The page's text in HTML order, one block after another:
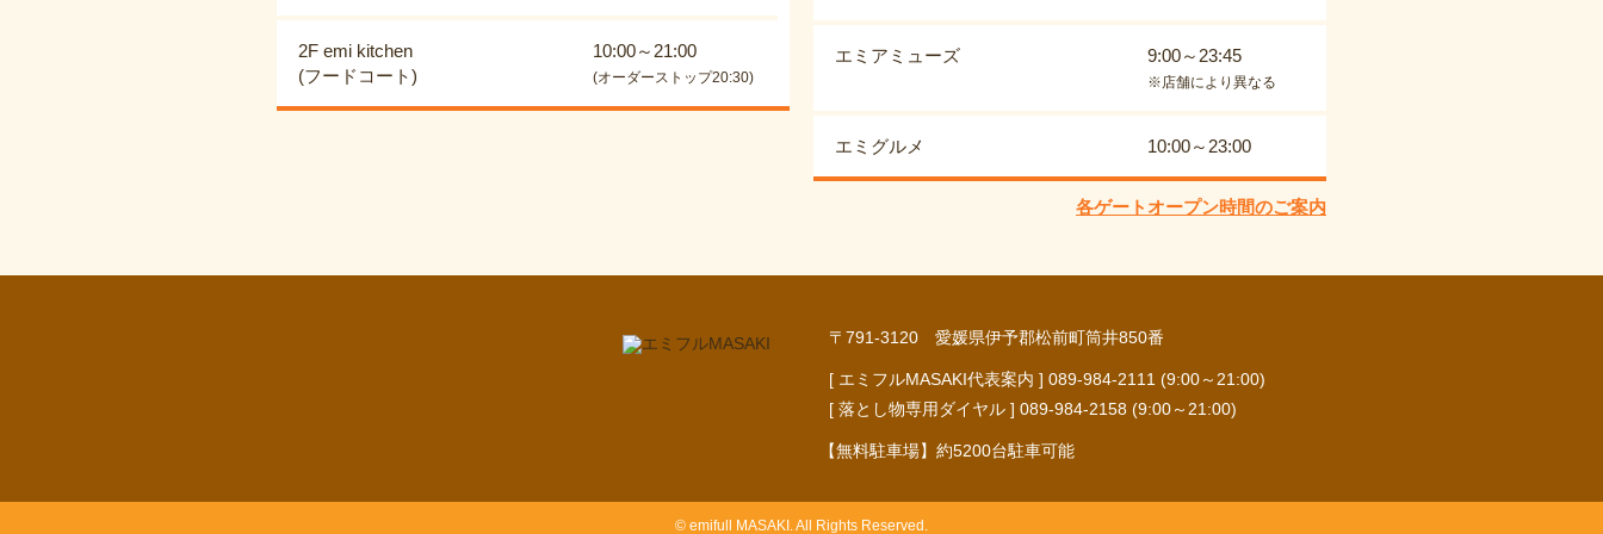
2F emi kitchen
(フードコート)
10:00～21:00
(オーダーストップ20:30)
エミアミューズ 9:00～23:45
※店舗により異なる
エミグルメ 10:00～23:00
各ゲートオープン時間のご案内
〒791-3120 愛媛県伊予郡松前町筒井850番
[ エミフルMASAKI代表案内 ] 089-984-2111 (9:00～21:00)
[ 落とし物専用ダイヤル ] 089-984-2158 (9:00～21:00)
【無料駐車場】約5200台駐車可能
© emifull MASAKI. All Rights Reserved.